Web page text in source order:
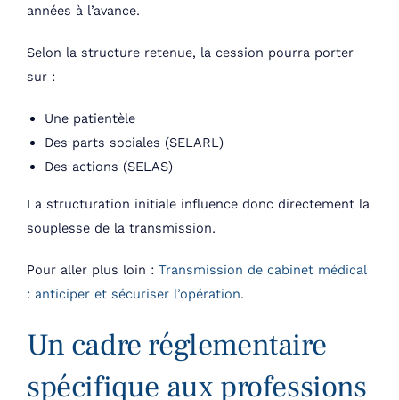
années à l’avance.
Selon la structure retenue, la cession pourra porter
sur :
Une patientèle
Des parts sociales (SELARL)
Des actions (SELAS)
La structuration initiale influence donc directement la
souplesse de la transmission.
Pour aller plus loin : Transmission de cabinet médical
: anticiper et sécuriser l’opération.
Un cadre réglementaire
spécifique aux professions